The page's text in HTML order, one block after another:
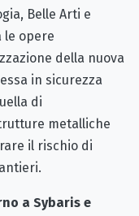
Belle Arti e
le opere
della nuova
in sicurezza
di
metalliche
il rischio di
a Sybaris e